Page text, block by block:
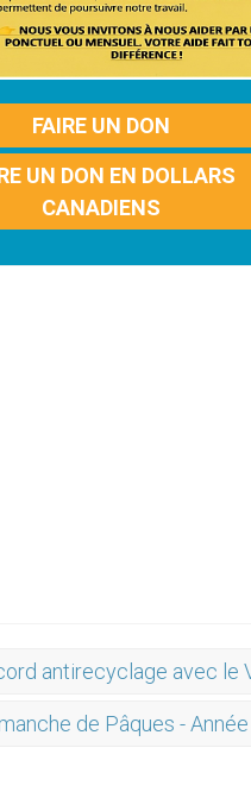
FAIRE UN DON
UN DON EN DOLLARS
CANADIENS
antirecyclage avec le
de Pâques - Année